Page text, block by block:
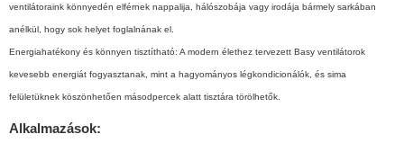
ventilátoraink könnyedén elférnek nappalija, hálószobája vagy irodája bármely sarkában
anélkül, hogy sok helyet foglalnának el.
Energiahatékony és könnyen tisztítható: A modern élethez tervezett Basy ventilátorok
kevesebb energiát fogyasztanak, mint a hagyományos légkondicionálók, és sima
felületüknek köszönhetően másodpercek alatt tisztára törölhetők.
Alkalmazások: